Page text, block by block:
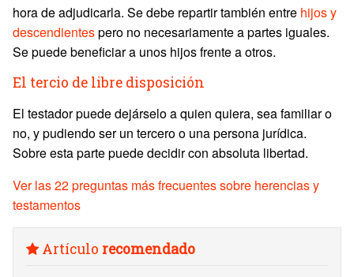
hora de adjudicarla. Se debe repartir también entre hijos y
descendientespero no necesariamente a partes iguales.
Se puede beneficiar a unos hijos frente a otros.
El tercio de libre disposición
El testador puede dejárselo a quien quiera, sea familiar o
no, y pudiendo ser un tercero o una persona jurídica.
Sobre esta parte puede decidir con absoluta libertad.
Ver las 22 preguntas más frecuentes sobre herencias y
testamentos
Artículo recomendado